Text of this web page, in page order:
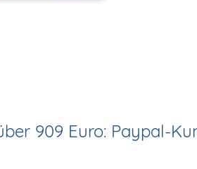
909 Euro: Paypal-